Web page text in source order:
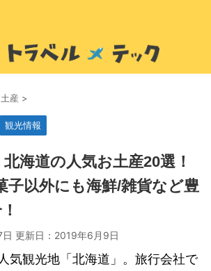
産 >
観光情報
北海道の人気お土産20選！
子以外にも海鮮/雑貨など豊
更新日： 2019年6月9日
気観光地「北海道」。旅行会社で